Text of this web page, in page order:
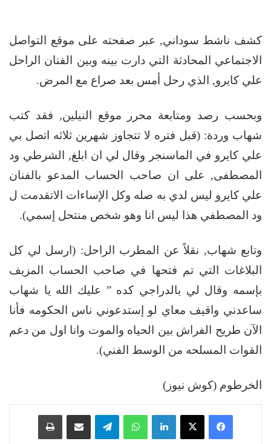
كشف ناشط سوداني, عبر صفحته على موقع التواصل
الاجتماعي المحادثة التي دارت بينه وبين الفنان الراحل
علي كايرو, الذي رحل أمس بعد صراع مع المرض.
وبحسب رصد ومتابعة محرر موقع النيلين, فقد كتب
شهاب وردة: (قبل فتره لا تتجاوز شهرين ثلاثه اتصل بي
علي كايرو في الماسنجر وقال لي ان ابلغ, الشرطي ود
المصطفى, على ان صاحب الحساب المدعو بالفنان
علي كايرو ليس لدي به صله وكل الإساءات الاتقدمت ل
ود المصطفي هذا ليس انا وهو شخص منتحل إسمي).
وتابع شهاب, نقلاً عن المطرب الراحل: (ارسل لي كل
البلاغات التي تم فتحها في صاحب الحساب المزيف
بإسمه وقال لي بالدراجي كده ” عليك الله يا شهاب
ساعدني واقيف معاي لو إستدعوني ناس الحكومه فأنا
الآن طريح الفراش بين الحياه والموت وانا اول من دعم
القوات المسلحه من الوسط الفني).
الخرطوم (كوش نيوز)
فيسبوك ‫X لينكدإن واتساب تيلقرام